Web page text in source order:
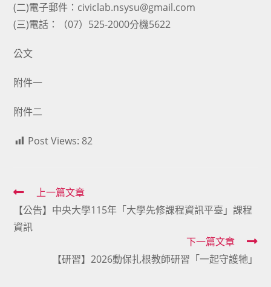
(二)電子郵件：civiclab.nsysu@gmail.com
(三)電話：（07）525-2000分機5622
公文
附件一
附件二
Post Views: 82
Read
more
articles
上一篇文章
【公告】中央大學115年「大學先修課程資訊平臺」課程
資訊
下一篇文章
【研習】2026動保扎根教師研習「一起守護牠」